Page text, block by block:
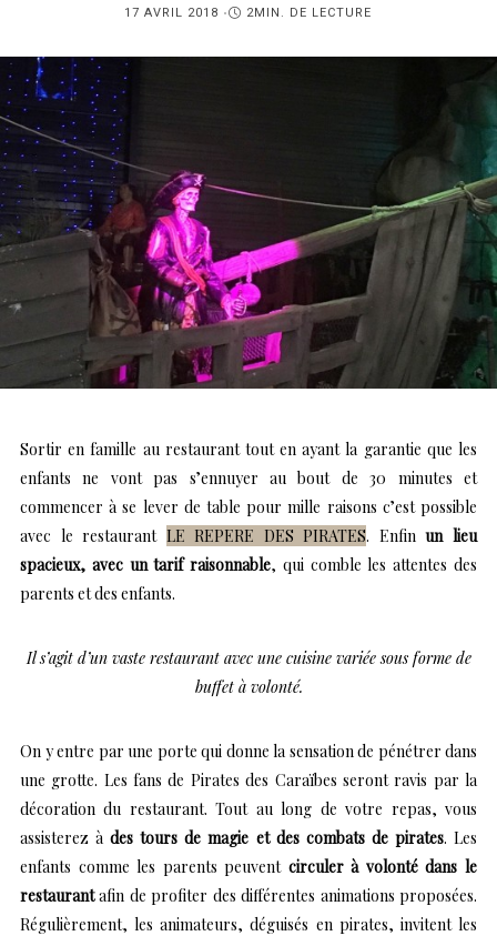
PUBLIÉ
17 AVRIL 2018 2MIN. DE LECTURE
Sortir en famille au restaurant tout en ayant la garantie que les
enfants ne vont pas s’ennuyer au bout de 30 minutes et
commencer à se lever de table pour mille raisons c’est possible
avec le restaurant LE REPERE DES PIRATES. Enfinun lieu
spacieux, avec un tarif raisonnable, qui comble les attentes des
parents et des enfants.
Il s’agit d’un vaste restaurant avec une cuisine variée sous forme de
buffet à volonté.
On y entre par une porte qui donne la sensation de pénétrer dans
une grotte. Les fans de Pirates des Caraïbes seront ravis par la
décoration du restaurant. Tout au long de votre repas, vous
assisterez àdes tours de magie et des combats de pirates. Les
enfants comme les parents peuvent circuler à volonté dans le
restaurantafin de profiter des différentes animations proposées.
Régulièrement, les animateurs, déguisés en pirates, invitent les